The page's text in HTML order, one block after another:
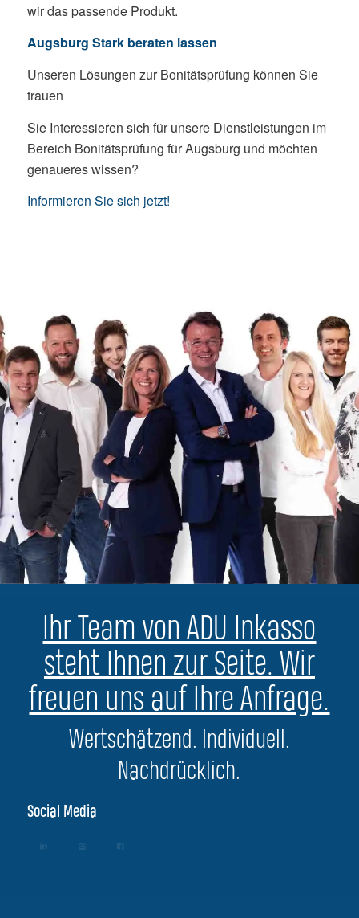
wir das passende Produkt.
Augsburg Stark beraten lassen
Unseren Lösungen zur Bonitätsprüfung können Sie
trauen
Sie Interessieren sich für unsere Dienstleistungen im
Bereich Bonitätsprüfung für Augsburg und möchten
genaueres wissen?
Informieren Sie sich jetzt!
Ihr Team von ADU Inkasso
steht Ihnen zur Seite. Wir
freuen uns auf Ihre Anfrage.
Wertschätzend. Individuell.
Nachdrücklich.
Social Media